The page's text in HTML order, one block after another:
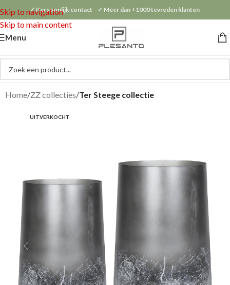
Skip to navigation
Skip to main content
✓ Persoonlijk contact ✓ Meer dan +1000 tevreden klanten
Menu
Home ZZ collecties Ter Steege collectie
UITVERKOCHT